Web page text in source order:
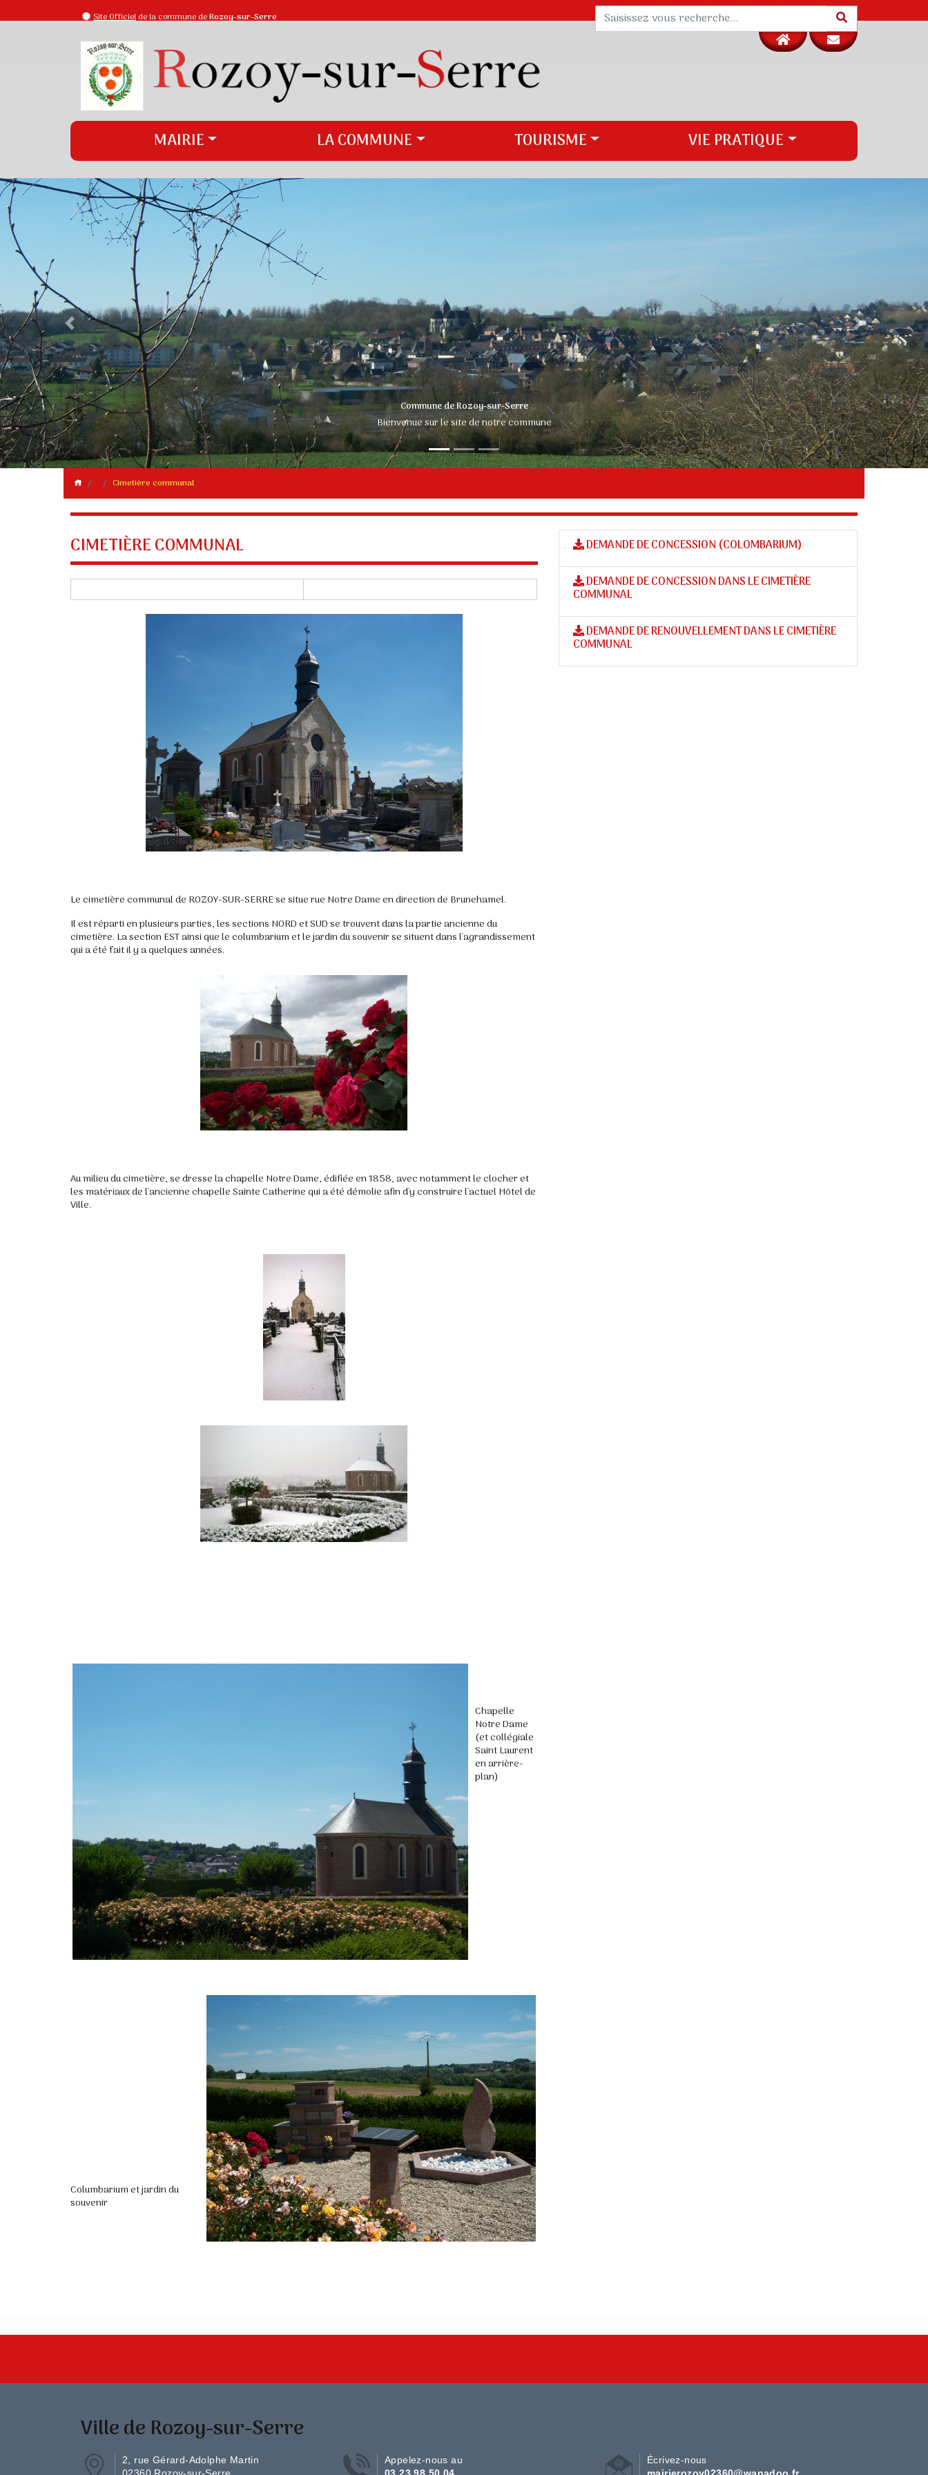
Site Officielde la commune deRozoy-sur-Serre
MAIRIE LA COMMUNE TOURISME VIE PRATIQUE
Previous Next
Cimetière communal
CIMETIÈRE COMMUNAL
Le cimetière communal de ROZOY-SUR-SERRE se situe rue Notre Dame en direction de Brunehamel.
Il est réparti en plusieurs parties, les sections NORD et SUD se trouvent dans la partie ancienne du
cimetière. La section EST ainsi que le columbarium et le jardin du souvenir se situent dans l'agrandissement
qui a été fait il y a quelques années.
Au milieu du cimetière, se dresse la chapelle Notre Dame, édifiée en 1858, avec notamment le clocher et
les matériaux de l'ancienne chapelle Sainte Catherine qui a été démolie afin d'y construire l'actuel Hôtel de
Ville.
Chapelle
Notre Dame
(et collégiale
Saint Laurent
en arrière-
plan)
Columbarium et jardin du
souvenir
DEMANDE DE CONCESSION (COLOMBARIUM)
DEMANDE DE CONCESSION DANS LE CIMETIÈRE
COMMUNAL
DEMANDE DE RENOUVELLEMENT DANS LE CIMETIÈRE
COMMUNAL
Ville de Rozoy-sur-Serre
2, rue Gérard-Adolphe Martin
Appelez-nous au
Écrivez-nous